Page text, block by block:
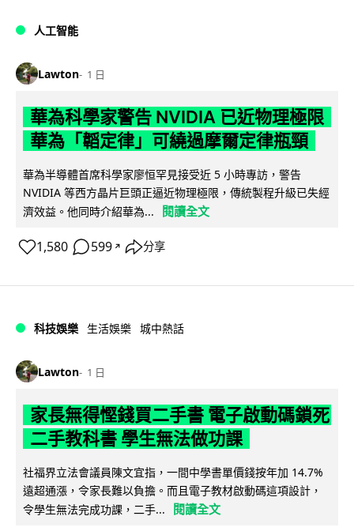
人工智能
Lawton 1 日
華為科學家警告 NVIDIA 已近物理極限
華為「韜定律」可繞過摩爾定律瓶頸
華為半導體首席科學家廖恒罕見接受近 5 小時專訪，警告
NVIDIA 等西方晶片巨頭正逼近物理極限，傳統製程升級已失經
濟效益。他同時介紹華為...
閱讀全文
1,580 599 ↗ 分享
科技娛樂 生活娛樂 城中熱話
Lawton 1 日
家長無得慳錢買二手書 電子啟動碼鎖死
二手教科書 學生無法做功課
社福界立法會議員陳文宜指，一間中學書單價錢按年加 14.7%
遠超通漲，令家長難以負擔。而且電子教材啟動碼這項設計，
令學生無法完成功課，二手...
閱讀全文